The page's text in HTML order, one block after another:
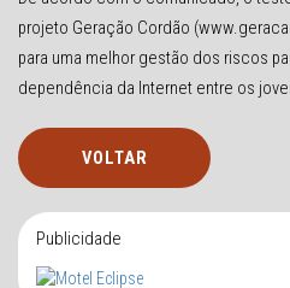
projeto Geração Cordão
para uma melhor gestão dos riscos
dependência da Internet entre os
VOLTAR
Publicidade